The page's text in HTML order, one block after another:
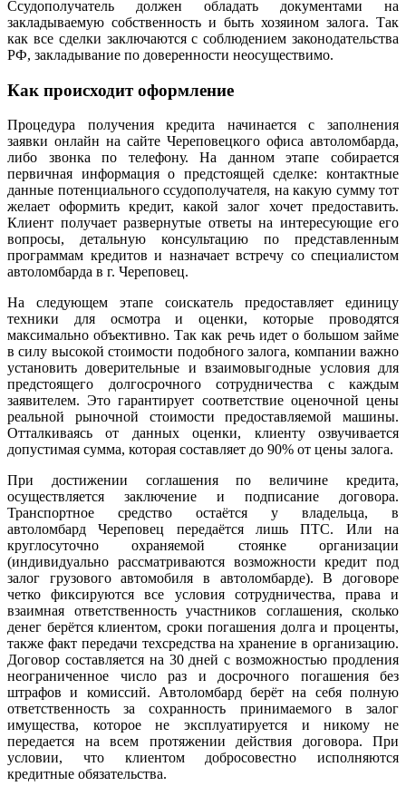
Ссудополучатель должен обладать документами на
закладываемую собственность и быть хозяином залога. Так
как все сделки заключаются с соблюдением законодательства
РФ, закладывание по доверенности неосуществимо.
Как происходит оформление
Процедура получения кредита начинается с заполнения
заявки онлайн на сайте Череповецкого офиса автоломбарда,
либо звонка по телефону. На данном этапе собирается
первичная информация о предстоящей сделке: контактные
данные потенциального ссудополучателя, на какую сумму тот
желает оформить кредит, какой залог хочет предоставить.
Клиент получает развернутые ответы на интересующие его
вопросы, детальную консультацию по представленным
программам кредитов и назначает встречу со специалистом
автоломбарда в г. Череповец.
На следующем этапе соискатель предоставляет единицу
техники для осмотра и оценки, которые проводятся
максимально объективно. Так как речь идет о большом займе
в силу высокой стоимости подобного залога, компании важно
установить доверительные и взаимовыгодные условия для
предстоящего долгосрочного сотрудничества с каждым
заявителем. Это гарантирует соответствие оценочной цены
реальной рыночной стоимости предоставляемой машины.
Отталкиваясь от данных оценки, клиенту озвучивается
допустимая сумма, которая составляет до 90% от цены залога.
При достижении соглашения по величине кредита,
осуществляется заключение и подписание договора.
Транспортное средство остаётся у владельца, в
автоломбард Череповец передаётся лишь ПТС. Или на
круглосуточно охраняемой стоянке организации
(индивидуально рассматриваются возможности кредит под
залог грузового автомобиля в автоломбарде). В договоре
четко фиксируются все условия сотрудничества, права и
взаимная ответственность участников соглашения, сколько
денег берётся клиентом, сроки погашения долга и проценты,
также факт передачи техсредства на хранение в организацию.
Договор составляется на 30 дней с возможностью продления
неограниченное число раз и досрочного погашения без
штрафов и комиссий. Автоломбард берёт на себя полную
ответственность за сохранность принимаемого в залог
имущества, которое не эксплуатируется и никому не
передается на всем протяжении действия договора. При
условии, что клиентом добросовестно исполняются
кредитные обязательства.